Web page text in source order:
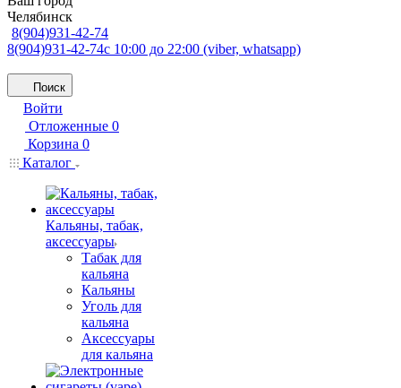
Челябинск
8(904)931-42-74
8(904)931-42-74с 10:00 до 22:00 (viber, whatsapp)
Поиск
Войти
Отложенные 0
Корзина 0
Каталог
Кальяны, табак,
аксессуары
Табак для
кальяна
Кальяны
Уголь для
кальяна
Аксессуары
для кальяна